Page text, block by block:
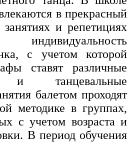
в прекрасный
и репетициях
индивидуальность
с учетом которой
ставят различные
и танцевальные
балетом проходят
методике в группах,
с учетом возраста и
В период обучения